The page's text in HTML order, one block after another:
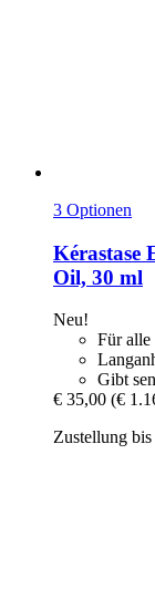
3 Optionen
Kérastase
Oil, 30 ml
Neu!
Für alle
Gibt
€ 35,00 (€
Zustellung